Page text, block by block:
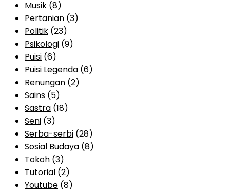
Musik (8)
Pertanian (3)
Politik (23)
Psikologi (9)
Puisi (6)
Puisi Legenda (6)
Renungan (2)
Sains (5)
Sastra (18)
Seni (3)
Serba-serbi (28)
Sosial Budaya (8)
Tokoh (3)
Tutorial (2)
Youtube (8)